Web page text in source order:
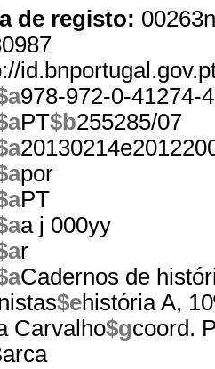
de registo:
978-972-0-41274-4
PT$b255285/07
por
PT
a j 000yy
r
Cadernos de
$ehistória A,
Carvalho$gcoord.